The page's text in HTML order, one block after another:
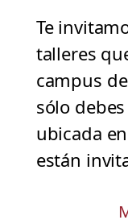
Te
talleres
campus
sólo
ubicada
están